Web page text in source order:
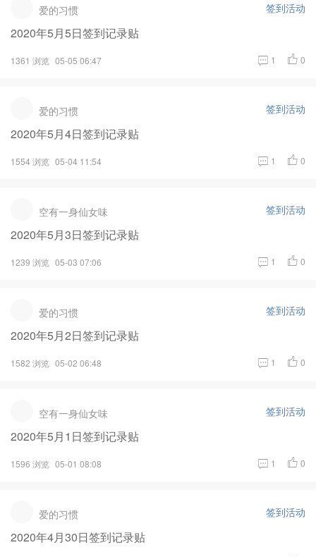
爱的习惯 签到活动
2020年5月5日签到记录贴
1361 浏览 05-05 06:47 1 0
爱的习惯 签到活动
2020年5月4日签到记录贴
1554 浏览 05-04 11:54 1 0
空有一身仙女味 签到活动
2020年5月3日签到记录贴
1239 浏览 05-03 07:06 1 0
爱的习惯 签到活动
2020年5月2日签到记录贴
1582 浏览 05-02 06:48 1 0
空有一身仙女味 签到活动
2020年5月1日签到记录贴
1596 浏览 05-01 08:08 1 0
爱的习惯 签到活动
2020年4月30日签到记录贴